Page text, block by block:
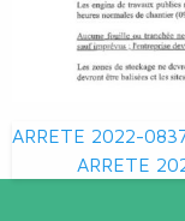
Navigation
de
ARRETE 2022-
ARRETE